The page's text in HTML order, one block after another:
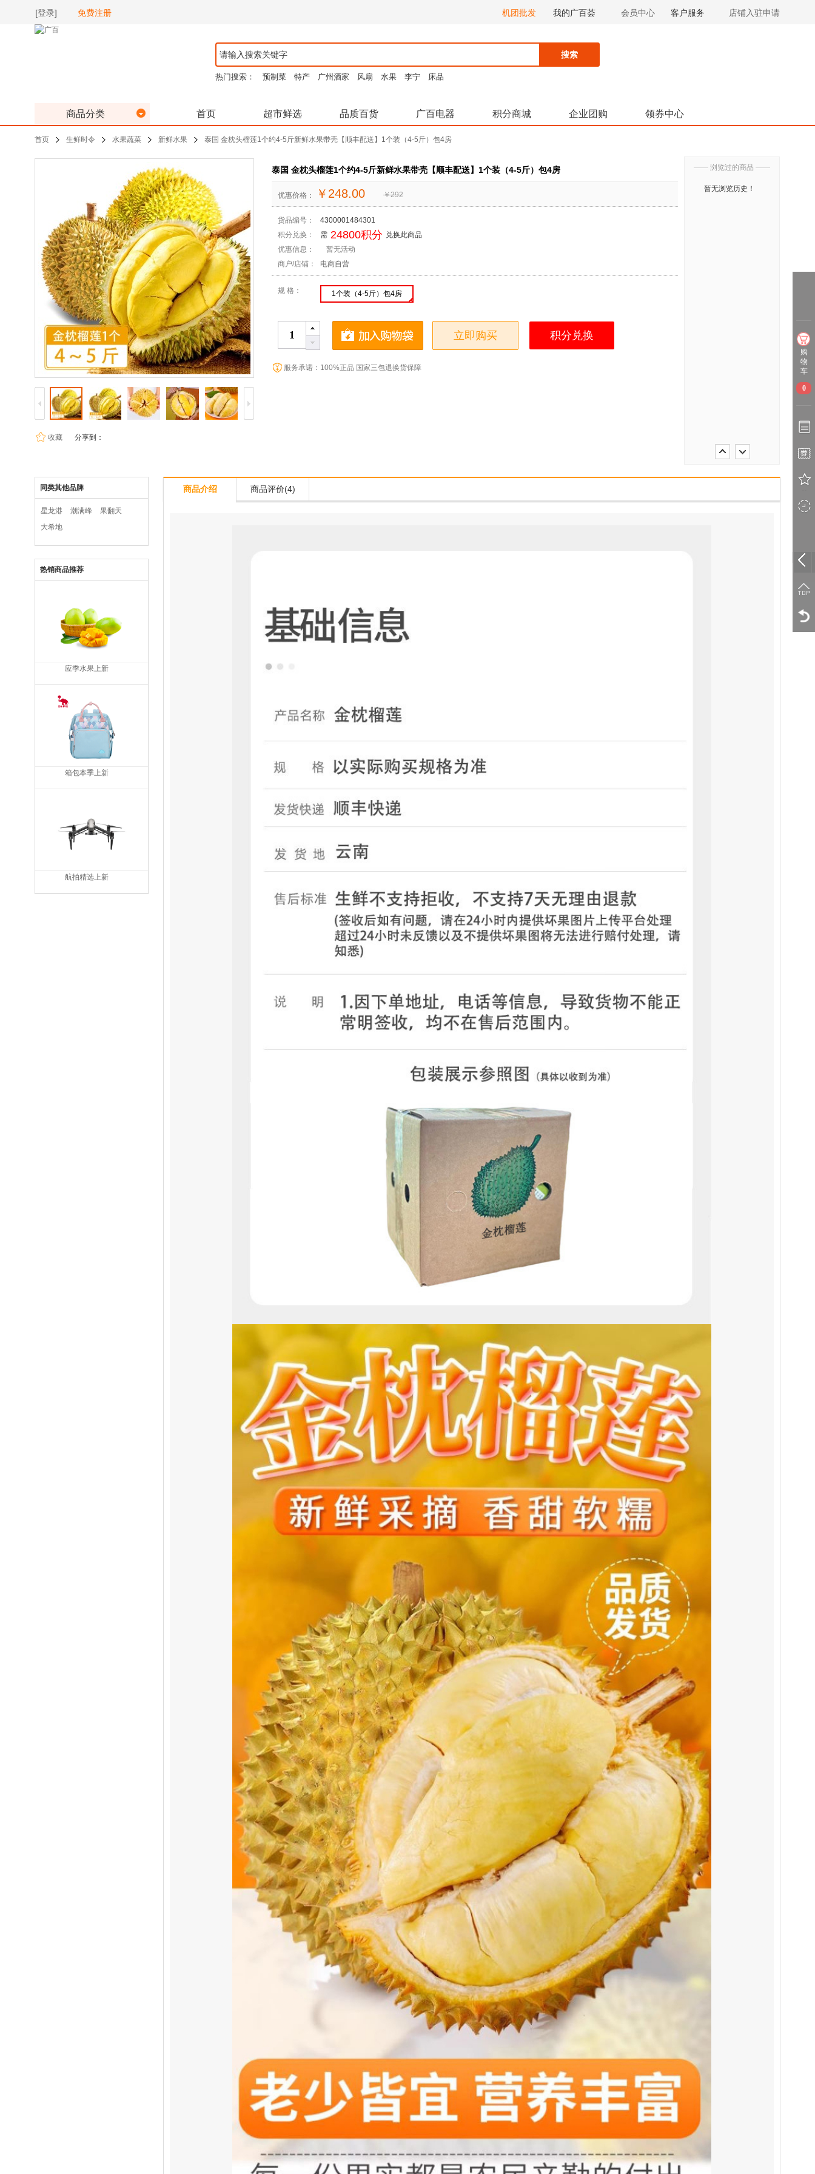
[登录] 免费注册 机团批发 我的广百荟 会员中心 客户服务 店铺入驻申请
搜索
热门搜索： 预制菜 特产 广州酒家 风扇 水果 李宁 床品
商品分类 首页 超市鲜选 品质百货 广百电器 积分商城 企业团购 领券中心
首页 生鲜时令 水果蔬菜 新鲜水果 泰国 金枕头榴莲1个约4-5斤新鲜水果带壳【顺丰配送】1个装（4-5斤）包4房
收藏 分享到：
泰国 金枕头榴莲1个约4-5斤新鲜水果带壳【顺丰配送】1个装（4-5斤）包4房
优惠价格： ￥ 248.00 ￥292
货品编号：
4300001484301
积分兑换：
需 24800积分 兑换此商品
优惠信息：
暂无活动
商户/店铺：
电商自营
规 格： 1个装（4-5斤）包4房
立即购买 积分兑换
服务承诺：100%正品 国家三包退换货保障
—— 浏览过的商品 ——
暂无浏览历史！
同类其他品牌
星龙港 潮满峰
果翻天
大希地
热销商品推荐
应季水果上新
箱包本季上新
航拍精选上新
商品介绍 商品评价(4)
购
物
车
0